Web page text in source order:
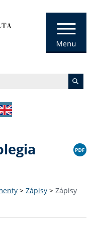
> Zápisy > Zápisy